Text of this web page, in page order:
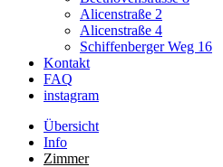
Alicenstraße 2
Alicenstraße 4
Schiffenberger Weg 16
Kontakt
FAQ
instagram
Übersicht
Info
Zimmer